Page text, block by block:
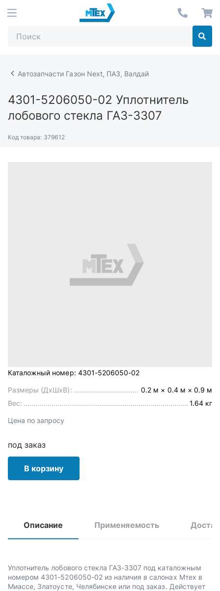
Автозапчасти Газон Next, ПАЗ, Валдай
4301-5206050-02 Уплотнитель
лобового стекла ГАЗ-3307
Код товара: 379612
Каталожный номер: 4301-5206050-02
Размеры (ДхШхВ):
0.2 м × 0.4 м × 0.9 м
Вес:
1.64 кг
Цена по запросу
под заказ
В корзину
Описание Применяемость
Уплотнитель лобового стекла ГАЗ-3307 под каталожным
номером 4301-5206050-02 из наличия в салонах Мтех в
Миассе, Златоусте, Челябинске или под заказ. Действует